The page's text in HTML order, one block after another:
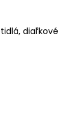
diaľkové